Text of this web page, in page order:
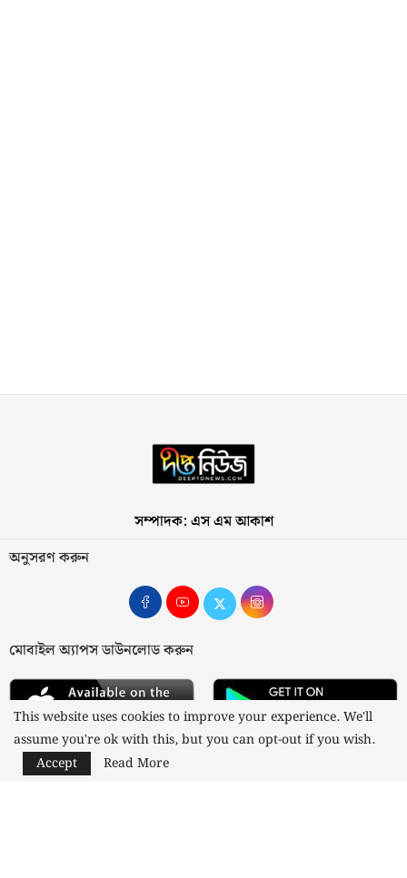
সম্পাদক: এস এম আকাশ
অনুসরণ করুন
মোবাইল অ্যাপস ডাউনলোড করুন
This website uses cookies to improve your experience. We'll
assume you're ok with this, but you can opt-out if you wish.
Accept
Read More